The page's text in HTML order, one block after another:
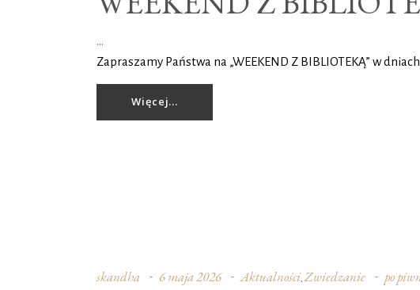
Zapraszamy Państwa na „WEEKEND Z BIBLIOTEKĄ” w
Więcej...
skandha 6 maja 2026 Aktualności, Zwiedzanie po